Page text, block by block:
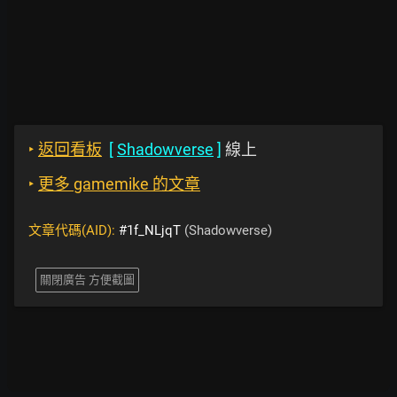
‣ 返回看板 [Shadowverse ] 線上
‣ 更多 gamemike 的文章
文章代碼(AID): #1f_NLjqT (Shadowverse)
關閉廣告 方便截圖